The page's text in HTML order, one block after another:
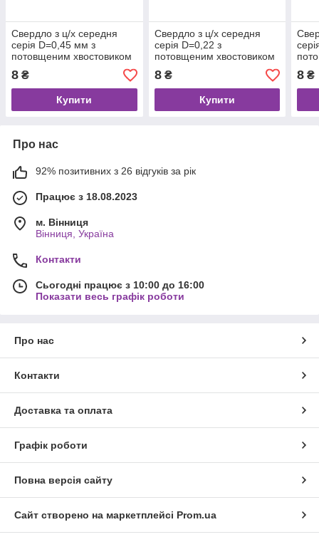
Свердло з ц/х середня
серія D=0,45 мм з
потовщеним хвостовиком
1.2 мм Р6М5 ГОСТ 10902-
77
8 ₴
Купити
Свердло з ц/х середня
серія D=0,22 з
потовщеним хвостовиком
1.2мм, Р6М5 ГОСТ 10902-
77
8₴
Купити
1.2
77
8 ₴
Про нас
92% позитивних з 26 відгуків за рік
Працює з 18.08.2023
м. Вінниця
Вінниця, Україна
Контакти
Сьогодні працює з 10:00 до 16:00
Показати весь графік роботи
Про нас
Контакти
Доставка та оплата
Графік роботи
Повна версія сайту
Сайт створено на маркетплейсі Prom.ua